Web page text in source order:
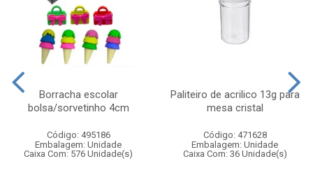
Borracha escolar
bolsa/sorvetinho 4cm
Código: 495186
Embalagem: Unidade
Caixa Com: 576 Unidade(s)
Paliteiro de acrilico 13g para
mesa cristal
Código: 471628
Embalagem: Unidade
Caixa Com: 36 Unidade(s)